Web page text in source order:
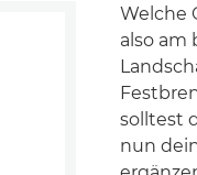
Welche
also am
solltest
nun